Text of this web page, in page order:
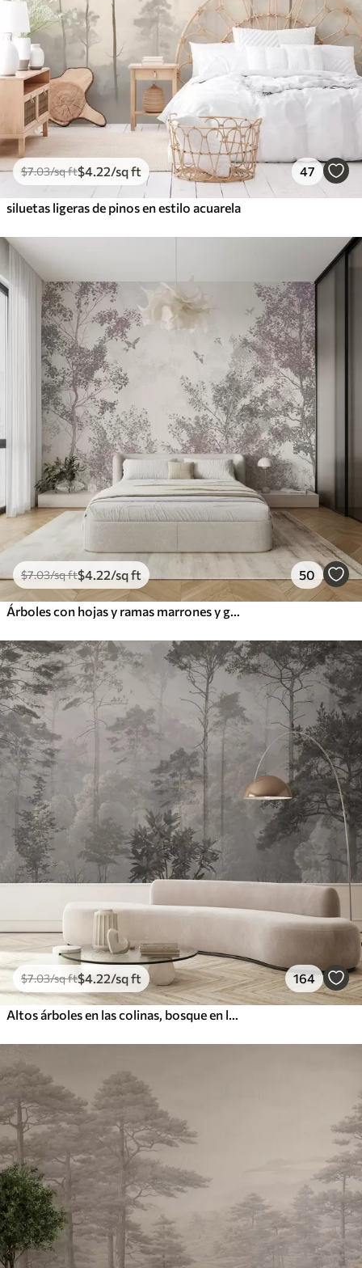
$7.03/sq ft$4 .22/sq ft 47
siluetas ligeras de pinos en estilo acuarela
$7.03/sq ft$4 .22/sq ft 50
$7.03/sq ft$4.22/sq ft 164